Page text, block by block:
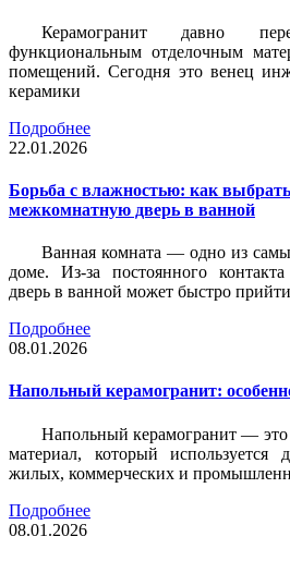
Керамогранит давно
функциональным отделочным
помещений. Сегодня это венец
керамики
Подробнее
22.01.2026
Борьба с влажностью: как
межкомнатную дверь в ванной
Ванная комната — одно из
доме. Из-за постоянного
дверь в ванной может быстро
Подробнее
08.01.2026
Напольный керамогранит:
Напольный керамогранит —
материал, который
жилых, коммерческих и
Подробнее
08.01.2026